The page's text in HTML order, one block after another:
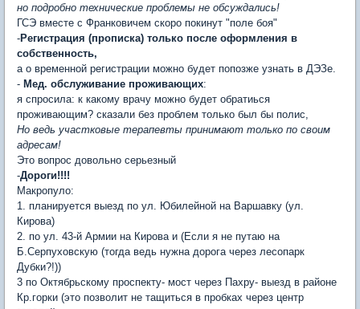
но подробно технические проблемы не обсуждались!
ГСЭ вместе с Франковичем скоро покинут "поле боя"
-Регистрация (прописка) только после оформления в
собственность,
а о временной регистрации можно будет попозже узнать в ДЭЗе.
- Мед. обслуживание проживающих:
я спросила: к какому врачу можно будет обратиься
проживающим? сказали без проблем только был бы полис,
Но ведь участковые терапевты принимают только по своим
адресам!
Это вопрос довольно серьезный
-Дороги!!!!
Макропуло:
1. планируется выезд по ул. Юбилейной на Варшавку (ул.
Кирова)
2. по ул. 43-й Армии на Кирова и (Если я не путаю на
Б.Серпуховскую (тогда ведь нужна дорога через лесопарк
Дубки?!))
3 по Октябрьскому проспекту- мост через Пахру- выезд в районе
Кр.горки (это позволит не тащиться в пробках через центр